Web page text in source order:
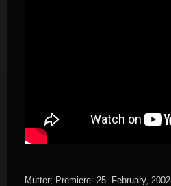
Mutter; Premiere: 25. February, 2002